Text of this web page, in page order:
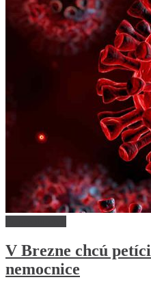
V Brezne chcú
nemocnice